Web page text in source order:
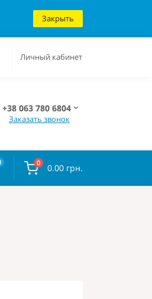
Закрыть
Личный кабинет
+38 063 780 6804
Заказать звонок
0 0.00 грн.